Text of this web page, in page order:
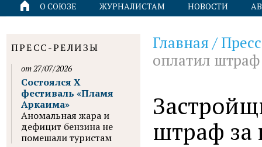
О СОЮЗЕ ЖУРНАЛИСТАМ НОВОСТИ
Главная /
оплатил
штраф за
ПРЕСС-РЕЛИЗЫ
от 27/07/2026
Состоялся X
фестиваль «Пламя
Аркаима»
Аномальная жара и
дефицит бензина не
помешали туристам